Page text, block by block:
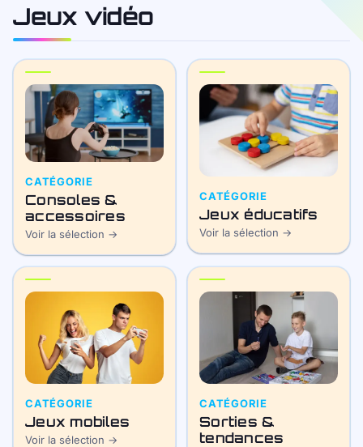
Jeux vidéo
CATÉGORIE
Consoles &
accessoires
Voir la sélection →
CATÉGORIE
Jeux éducatifs
Voir la sélection →
CATÉGORIE
Jeux mobiles
Voir la sélection →
CATÉGORIE
Sorties &
tendances